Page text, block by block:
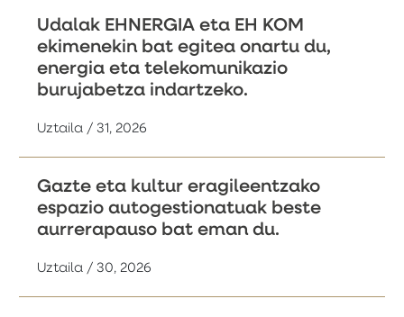
Udalak EHNERGIA eta EH KOM
ekimenekin bat egitea onartu du,
energia eta telekomunikazio
burujabetza indartzeko.
Uztaila / 31, 2026
Gazte eta kultur eragileentzako
espazio autogestionatuak beste
aurrerapauso bat eman du.
Uztaila / 30, 2026